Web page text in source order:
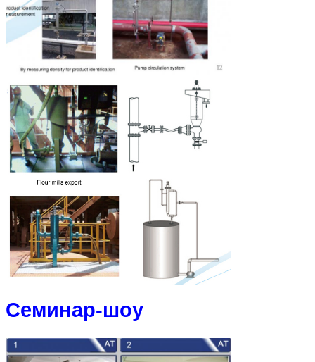
Семинар-шоу